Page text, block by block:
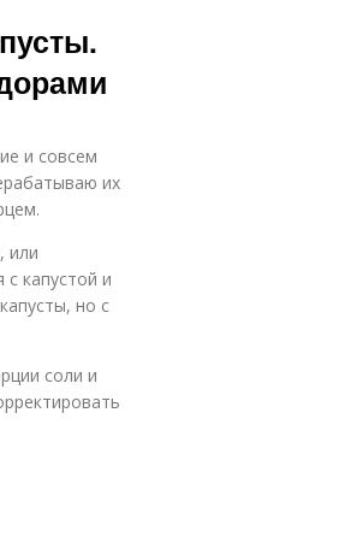
и совсем
их
или
капустой и
но с
соли и